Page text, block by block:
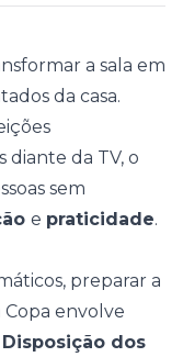
a sala em
da casa.
da TV, o
sem
e praticidade.
preparar a
Copa envolve
Disposição dos